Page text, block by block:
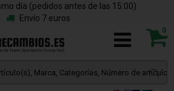
día (pedidos antes de las 15:00)
Envío 7 euros
0